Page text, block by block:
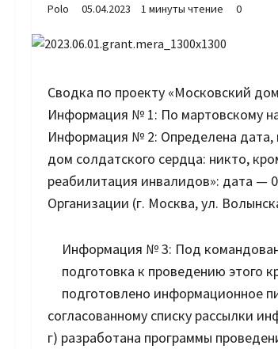
Polo 05.04.2023 1 минуты чтение 0
Сводка по проекту «Московский
Информация № 1: По мартовскому
Информация № 2: Определена дата,
дом солдатского сердца: никто,
реабилитация инвалидов»: дата —
Организации (г. Москва, ул.
Информация № 3: Под
подготовка к проведению этого
подготовлено информационное
согласованному списку рассылки
г) разработана программы